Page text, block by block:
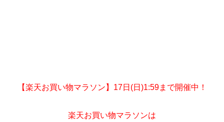
【楽天お買い物マラソン】17日(日)1:59まで開催中！
楽天お買い物マラソンは